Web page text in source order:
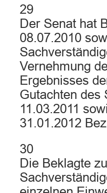
29
Der Senat hat
08.07.2010
Vernehmung
Ergebnisses
Gutachten des
11.03.2011
31.01.2012
30
Die Beklagte